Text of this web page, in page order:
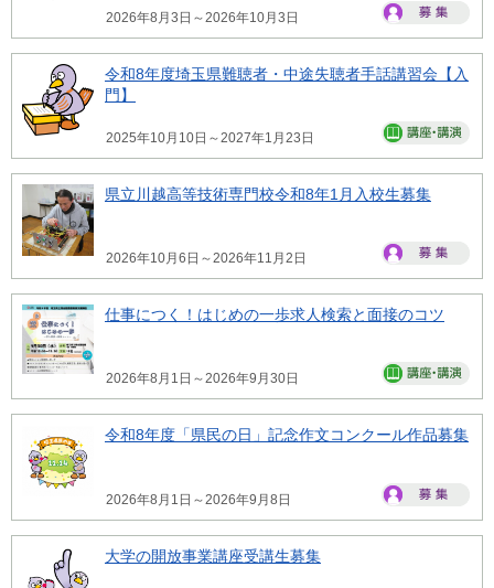
2026年8月3日～2026年10月3日
令和8年度埼玉県難聴者・中途失聴者手話講習会【入
門】
2025年10月10日～2027年1月23日
県立川越高等技術専門校令和8年1月入校生募集
2026年10月6日～2026年11月2日
仕事につく！はじめの一歩求人検索と面接のコツ
2026年8月1日～2026年9月30日
令和8年度「県民の日」記念作文コンクール作品募集
2026年8月1日～2026年9月8日
大学の開放事業講座受講生募集